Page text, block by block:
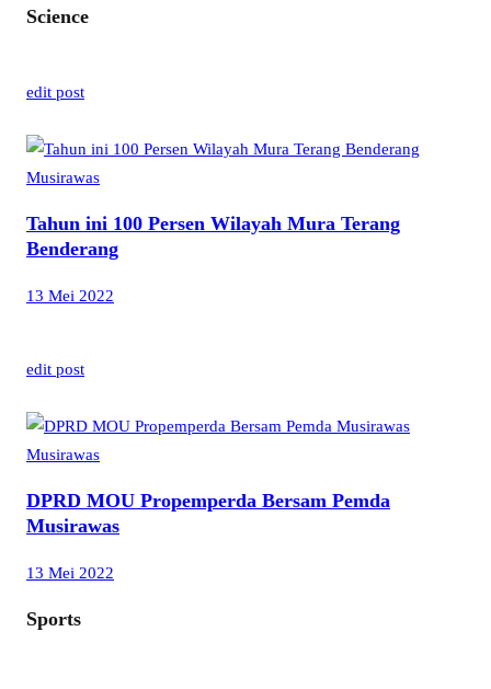
Science
edit post
Musirawas
Tahun ini 100 Persen Wilayah Mura Terang
Benderang
13 Mei 2022
edit post
Musirawas
DPRD MOU Propemperda Bersam Pemda
Musirawas
13 Mei 2022
Sports